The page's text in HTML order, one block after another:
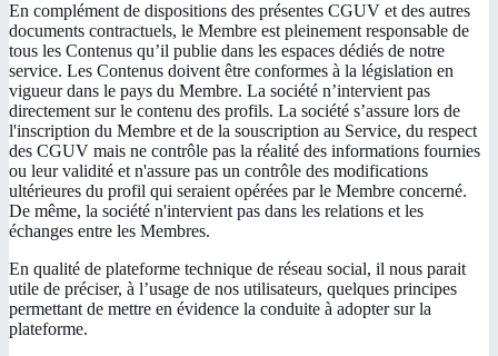
En complément de dispositions des présentes CGUV et des autres
documents contractuels, le Membre est pleinement responsable de
tous les Contenus qu’il publie dans les espaces dédiés de notre
service. Les Contenus doivent être conformes à la législation en
vigueur dans le pays du Membre. La société n’intervient pas
directement sur le contenu des profils. La société s’assure lors de
l'inscription du Membre et de la souscription au Service, du respect
des CGUV mais ne contrôle pas la réalité des informations fournies
ou leur validité et n'assure pas un contrôle des modifications
ultérieures du profil qui seraient opérées par le Membre concerné.
De même, la société n'intervient pas dans les relations et les
échanges entre les Membres.
En qualité de plateforme technique de réseau social, il nous parait
utile de préciser, à l’usage de nos utilisateurs, quelques principes
permettant de mettre en évidence la conduite à adopter sur la
plateforme.